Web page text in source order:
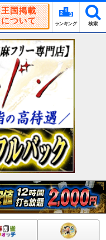
王国掲載
について
ランキング 検索